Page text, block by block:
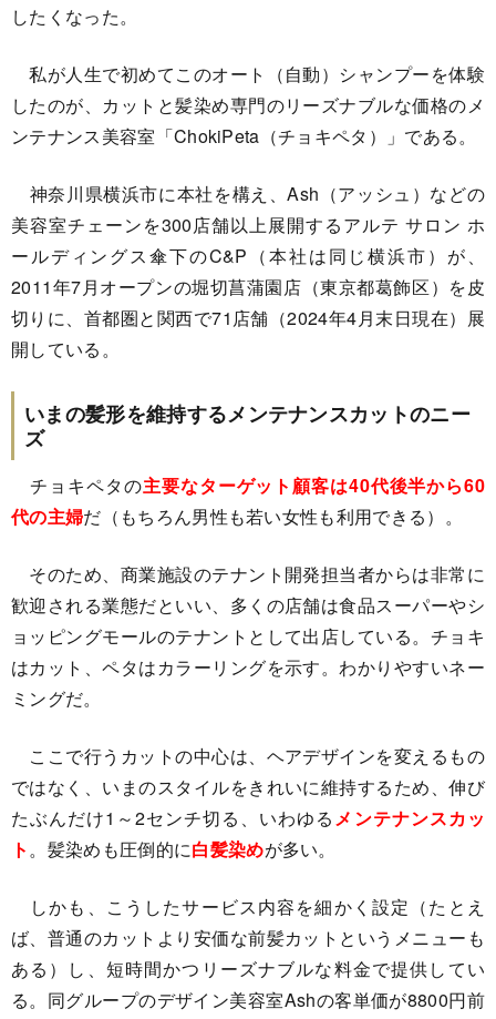
したくなった。
私が人生で初めてこのオート（自動）シャンプーを体験
したのが、カットと髪染め専門のリーズナブルな価格のメ
ンテナンス美容室「ChokiPeta（チョキペタ）」である。
神奈川県横浜市に本社を構え、Ash（アッシュ）などの
美容室チェーンを300店舗以上展開するアルテ サロン ホ
ールディングス傘下のC&P（本社は同じ横浜市）が、
2011年7月オープンの堀切菖蒲園店（東京都葛飾区）を皮
切りに、首都圏と関西で71店舗（2024年4月末日現在）展
開している。
いまの髪形を維持するメンテナンスカットのニー
ズ
チョキペタの主要なターゲット顧客は40代後半から60
代の主婦だ（もちろん男性も若い女性も利用できる）。
そのため、商業施設のテナント開発担当者からは非常に
歓迎される業態だといい、多くの店舗は食品スーパーやシ
ョッピングモールのテナントとして出店している。チョキ
はカット、ペタはカラーリングを示す。わかりやすいネー
ミングだ。
ここで行うカットの中心は、ヘアデザインを変えるもの
ではなく、いまのスタイルをきれいに維持するため、伸び
たぶんだけ1～2センチ切る、いわゆるメンテナンスカッ
ト。髪染めも圧倒的に白髪染めが多い。
しかも、こうしたサービス内容を細かく設定（たとえ
ば、普通のカットより安価な前髪カットというメニューも
ある）し、短時間かつリーズナブルな料金で提供してい
る。同グループのデザイン美容室Ashの客単価が8800円前